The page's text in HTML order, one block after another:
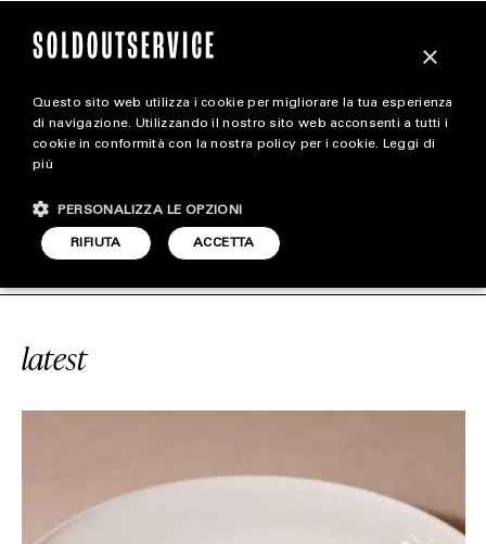
magazine
STYLE
FOOTWEAR
#TRATTORIA
latest
×
Questo sito web utilizza i cookie per migliorare la tua esperienza
di navigazione. Utilizzando il nostro sito web acconsenti a tutti i
cookie in conformità con la nostra policy per i cookie. Leggi di
più
ACCETTA
RIFIUTA
PERSONALIZZA LE OPZIONI